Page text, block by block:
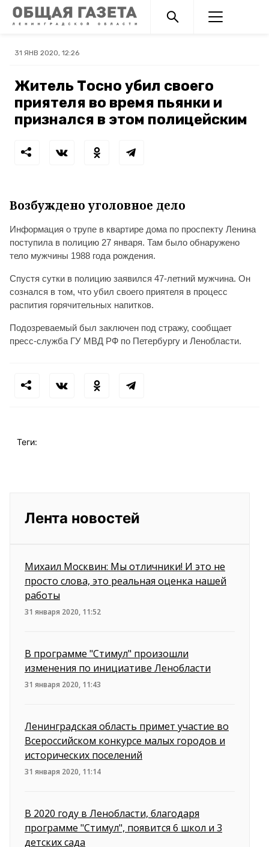
31 ЯНВ 2020, 12:26
Житель Тосно убил своего
приятеля во время пьянки и
признался в этом полицейским
Возбуждено уголовное дело
Информация о трупе в квартире дома по проспекту Ленина
поступила в полицию 27 января. Там было обнаружено
тело мужчины 1988 года рождения.
Спустя сутки в полицию заявился 47-летний мужчина. Он
сознался в том, что убил своего приятеля в процесс
распития горячительных напитков.
Подозреваемый был заключен под стражу, сообщает
пресс-служба ГУ МВД РФ по Петербургу и Ленобласти.
Теги:
Лента новостей
Михаил Москвин: Мы отличники! И это не
просто слова, это реальная оценка нашей
работы
31 января 2020, 11:52
В программе "Стимул" произошли
изменения по инициативе Ленобласти
31 января 2020, 11:43
Ленинградская область примет участие во
Всероссийском конкурсе малых городов и
исторических поселений
31 января 2020, 11:14
В 2020 году в Ленобласти, благодаря
программе "Стимул", появится 6 школ и 3
детских сада